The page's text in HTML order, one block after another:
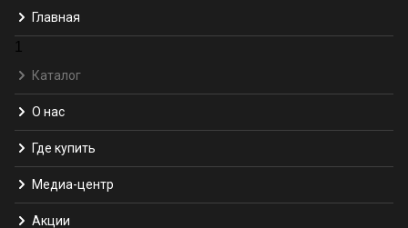
Главная
1
Каталог
О нас
Где купить
Медиа-центр
Акции